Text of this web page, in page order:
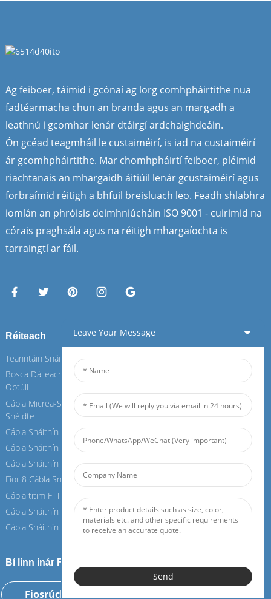
Ag feiboer, táimid i gcónaí ag lorg comhpháirtithe nua
fadtéarmacha chun an branda agus an margadh a
leathnú i gcomhar lenár dtáirgí ardchaighdeáin.
Ón gcéad teagmháil le custaiméirí, is iad na custaiméirí
ár gcomhpháirtithe. Mar chomhpháirtí feiboer, pléimid
riachtanais an mhargaidh áitiúil lenár gcustaiméirí agus
forbraímid réitigh a bhfuil breisluach leo. Feadh shlabhra
iomlán an phróisis deimhniúcháin ISO 9001 - cuirimid na
córais praghsála agus na réitigh mhargaíochta is
tarraingtí ar fáil.
Réiteach
Teanntáin Snáithín Optúla
Bosca Dáileacháin Snáithín
Optúil
Cábla Micrea-Snáithín Aer-
Shéidte
Cábla Snáithín Laistigh
Cábla Snáithín OPGW
Cábla Snáithín Aeir
Fíor 8 Cábla Snáithín
Cábla titim FTTH
Cábla Snáithín ASU
Cábla Snáithín ADSS
Seirbhísí
Teanntáin Snáithín Optúla
Cábla Micrea-Snáithín Aer-
Shéidte
Cábla Snáithín Laistigh
Cábla Snáithín OPGW
Cábla Snáithín Aeir
Fíor 8 Cábla Snáithín
Cábla titim FTTH
Cábla Snáithín ASU
Cábla Snáithín ADSS
Bí linn inár Feiboer
Fiosrúchán Anois
Leave Your Message
Send